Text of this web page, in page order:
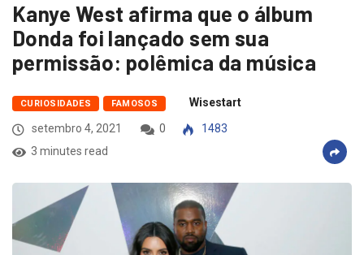
Kanye West afirma que o álbum
Donda foi lançado sem sua
permissão: polêmica da música
CURIOSIDADES FAMOSOS
Wisestart
setembro 4, 2021
0
1483
3 minutes read